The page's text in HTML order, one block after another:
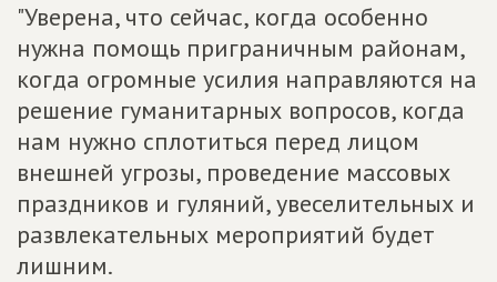
"Уверена, что сейчас, когда особенно
нужна помощь приграничным районам,
когда огромные усилия направляются на
решение гуманитарных вопросов, когда
нам нужно сплотиться перед лицом
внешней угрозы, проведение массовых
праздников и гуляний, увеселительных и
развлекательных мероприятий будет
лишним.